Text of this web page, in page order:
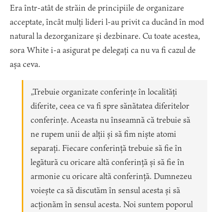
Era într-atât de străin de principiile de organizare
acceptate, încât mulți lideri l-au privit ca ducând în mod
natural la dezorganizare și dezbinare. Cu toate acestea,
sora White i-a asigurat pe delegați ca nu va fi cazul de
așa ceva.
„Trebuie organizate conferințe în localități
diferite, ceea ce va fi spre sănătatea diferitelor
conferințe. Aceasta nu înseamnă că trebuie să
ne rupem unii de alții și să fim niște atomi
separați. Fiecare conferință trebuie să fie în
legătură cu oricare altă conferință și să fie în
armonie cu oricare altă conferință. Dumnezeu
voiește ca să discutăm în sensul acesta și să
acționăm în sensul acesta. Noi suntem poporul